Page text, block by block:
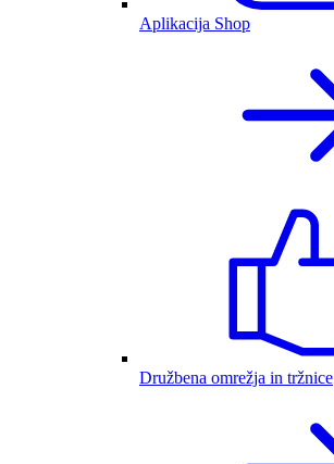
Aplikacija Shop
Družbena omrežja in tržnice